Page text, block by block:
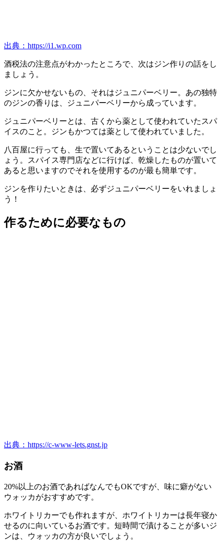
出典：https://i1.wp.com
酒税法の注意点がわかったところで、次はジン作りの話をし
ましょう。
ジンに欠かせないもの、それはジュニパーベリー。あの独特
のジンの香りは、ジュニパーベリーから成っています。
ジュニパーベリーとは、古くから薬として使われていたスパ
イスのこと。ジンもかつては薬として使われていました。
八百屋に行っても、生で置いてあるということは少ないでし
ょう。スパイス専門店などに行けば、乾燥したものが置いて
あると思いますのでそれを使用するのが最も簡単です。
ジンを作りたいときは、必ずジュニパーベリーをいれましょ
う！
作るために必要なもの
出典：https://c-www-lets.gnst.jp
お酒
20%以上のお酒であればなんでもOKですが、味に癖がない
ウォッカがおすすめです。
ホワイトリカーでも作れますが、ホワイトリカーは長年寝か
せるのに向いているお酒です。短時間で漬けることが多いジ
ンは、ウォッカの方が良いでしょう。